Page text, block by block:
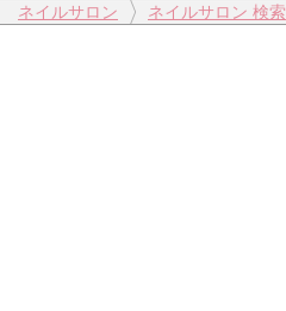
ネイルサロン ネイルサロン 検索